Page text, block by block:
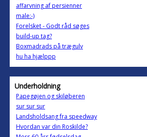
affarvning af persienner
male:-)
Forelsket - Godt råd søges
build-up tag?
Boxmadrads på trægulv
hu ha hjælppp
Underholdning
Papegøjen og skiløberen
sur sur sur
Landsholdsang fra speedway
Hvordan var din Roskilde?